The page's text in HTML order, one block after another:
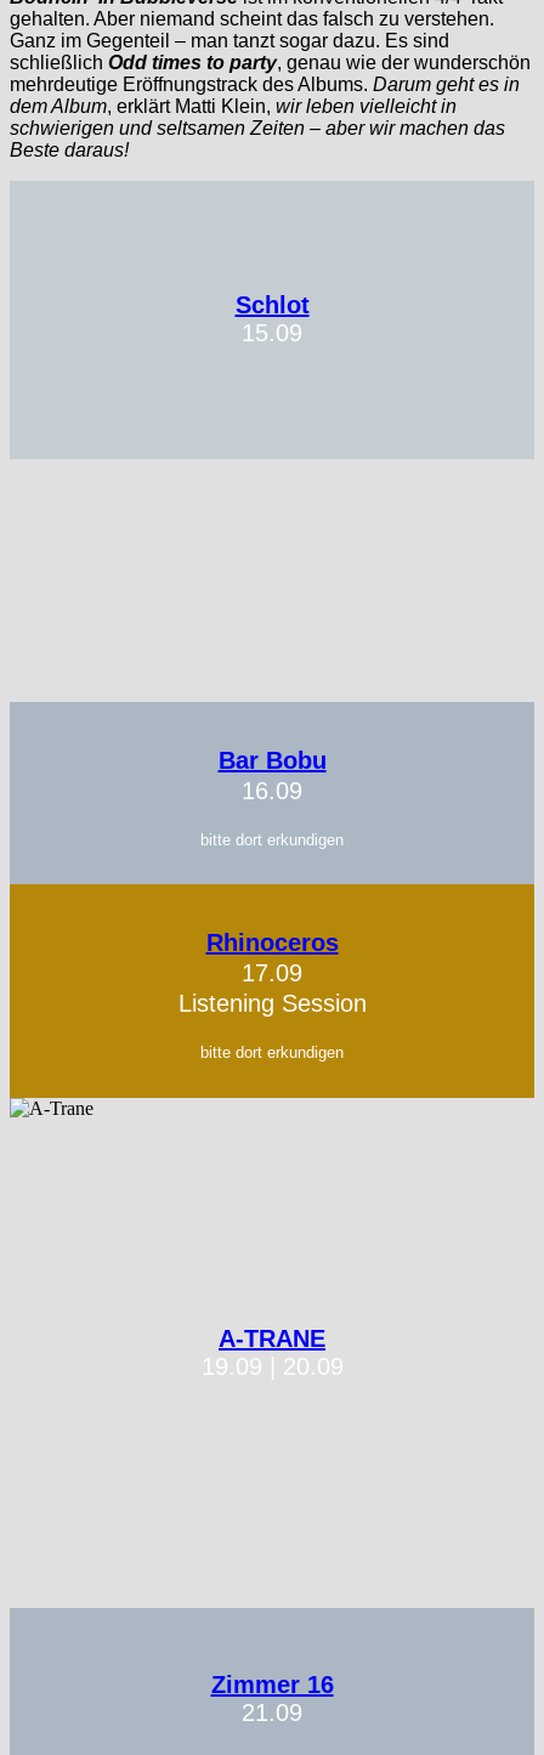
gehalten. Aber niemand scheint das falsch zu verstehen.
Ganz im Gegenteil – man tanzt sogar dazu. Es sind
schließlich Odd times to party, genau wie der wunderschön
mehrdeutige Eröffnungstrack des Albums. Darum geht es in
dem Album, erklärt Matti Klein, wir leben vielleicht in
schwierigen und seltsamen Zeiten – aber wir machen das
Beste daraus!
Schlot
15.09
Bar Bobu
16.09
bitte dort erkundigen
Rhinoceros
17.09
Listening Session
bitte dort erkundigen
A-TRANE
19.09 | 20.09
Zimmer 16
21.09